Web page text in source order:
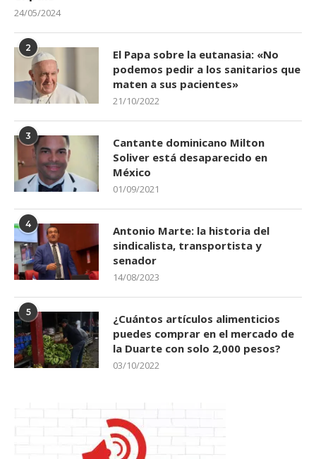
24/05/2024
2
El Papa sobre la eutanasia: «No
podemos pedir a los sanitarios que
maten a sus pacientes»
21/10/2022
3
Cantante dominicano Milton
Soliver está desaparecido en
México
01/09/2021
4
Antonio Marte: la historia del
sindicalista, transportista y
senador
14/08/2023
5
¿Cuántos artículos alimenticios
puedes comprar en el mercado de
la Duarte con solo 2,000 pesos?
03/10/2022